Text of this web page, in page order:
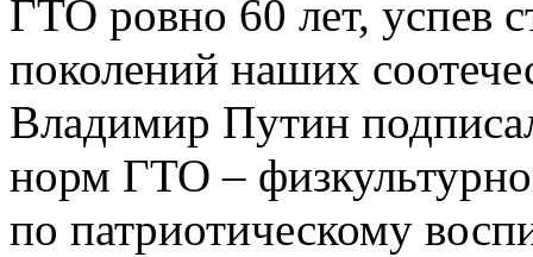
ГТО ровно 60 лет, успев
поколений наших
Владимир Путин
норм ГТО –
по патриотическому